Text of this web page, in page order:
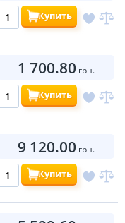
Купить
1 700.80 грн.
Купить
9 120.00 грн.
Купить